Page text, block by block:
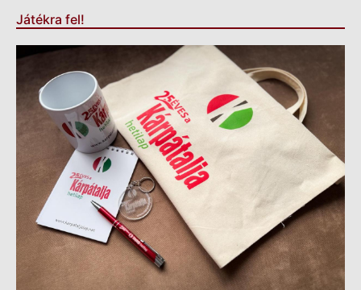
Játékra fel!